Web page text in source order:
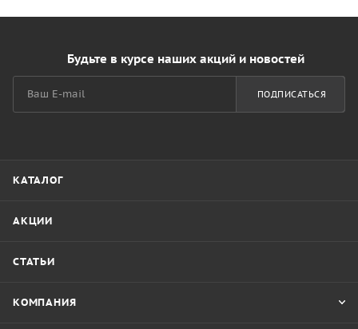
Будьте в курсе наших акций и новостей
ПОДПИСАТЬСЯ
КАТАЛОГ
АКЦИИ
СТАТЬИ
КОМПАНИЯ